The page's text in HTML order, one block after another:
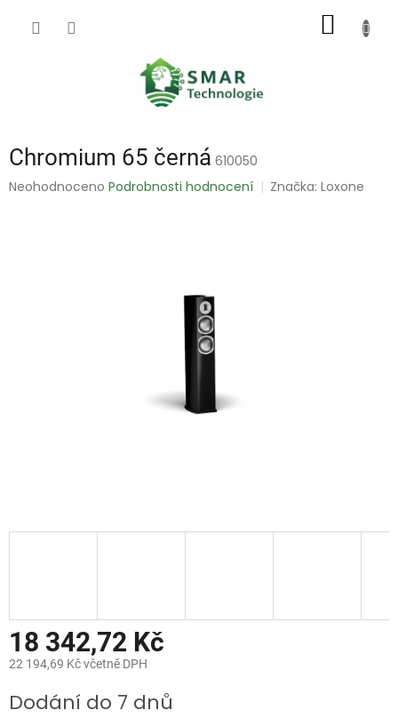
Chromium 65 černá 610050
Průměrné
Neohodnoceno Podrobnosti hodnocení Značka:Loxone
18 342,72 Kč
22 194,69 Kč včetně DPH
cena:
Dodání do 7 dnů